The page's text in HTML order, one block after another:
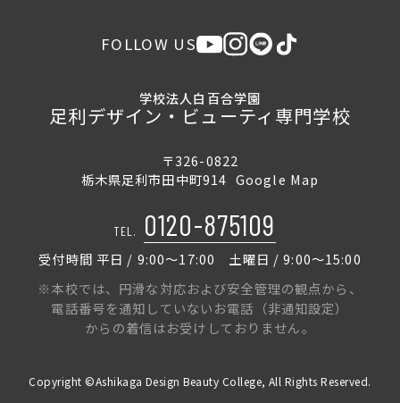
FOLLOW US
学校法人白百合学園
足利デザイン・ビューティ専門学校
〒326-0822
栃木県足利市田中町914 Google Map
TEL. 0120-875109
受付時間 平日 / 9:00〜17:00 土曜日 / 9:00〜15:00
※本校では、円滑な対応および安全管理の観点から、
電話番号を通知していないお電話（非通知設定）
からの着信はお受けしておりません。
Copyright ©Ashikaga Design Beauty College, All Rights Reserved.